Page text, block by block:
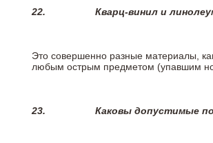
22. Кварц-винил и
Это совершенно разные материалы,
любым острым предметом (упавшим
23. Каковы допустимые